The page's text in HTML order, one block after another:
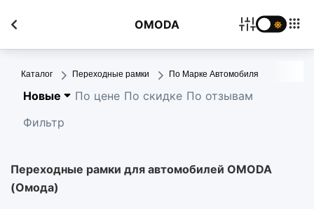
OMODA
Каталог Переходные рамки По Марке Автомобиля
Новые По цене По скидке По отзывам
Фильтр
Переходные рамки для автомобилей OMODA
(Омода)